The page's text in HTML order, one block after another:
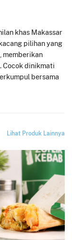
khas Makassar
pilihan yang
memberikan
Cocok dinikmati
bersama
Lihat Produk Lainnya